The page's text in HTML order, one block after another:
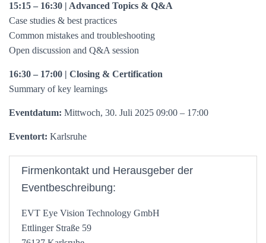
15:15 – 16:30 | Advanced Topics & Q&A
Case studies & best practices
Common mistakes and troubleshooting
Open discussion and Q&A session
16:30 – 17:00 | Closing & Certification
Summary of key learnings
Eventdatum: Mittwoch, 30. Juli 2025 09:00 – 17:00
Eventort: Karlsruhe
Firmenkontakt und Herausgeber der
Eventbeschreibung:
EVT Eye Vision Technology GmbH
Ettlinger Straße 59